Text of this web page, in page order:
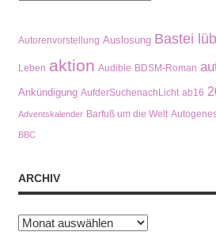
Autorenvorstellung Auslosung Bastei
Leben aktion Audible BDSM-Roman
Ankündigung AufderSuchenachLicht ab16
Adventskalender Barfuß um die Welt
BBC
ARCHIV
Archiv